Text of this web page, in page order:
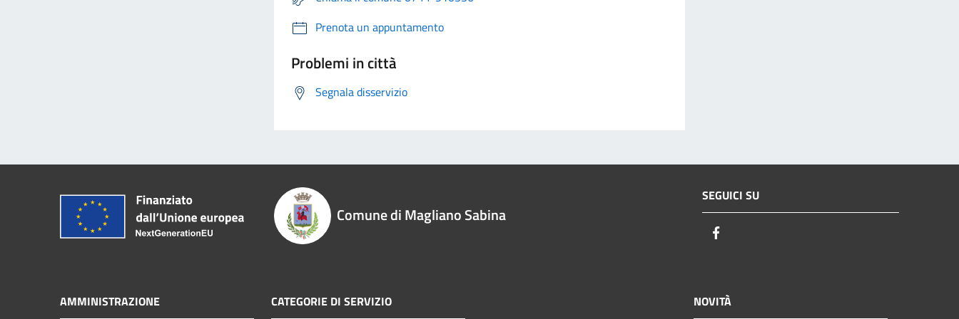
Prenota un appuntamento
Problemi in città
Segnala disservizio
Comune di Magliano Sabina
SEGUICI SU
AMMINISTRAZIONE CATEGORIE DI SERVIZIO NOVITÀ